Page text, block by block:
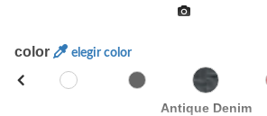
color elegir color
Antique Denim